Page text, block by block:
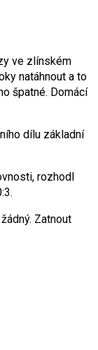
ve zlínském
natáhnout a to
špatné. Domácí
dílu základní
rozhodl
Zatnout